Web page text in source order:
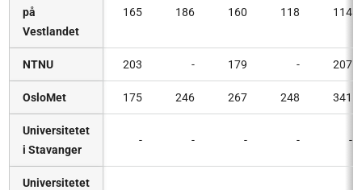
på
Vestlandet
165 186 160 118 114
NTNU 203 - 179 - 207
OsloMet 175 246 267 248 341
Universitetet
i Stavanger
- - - - -
Universitetet